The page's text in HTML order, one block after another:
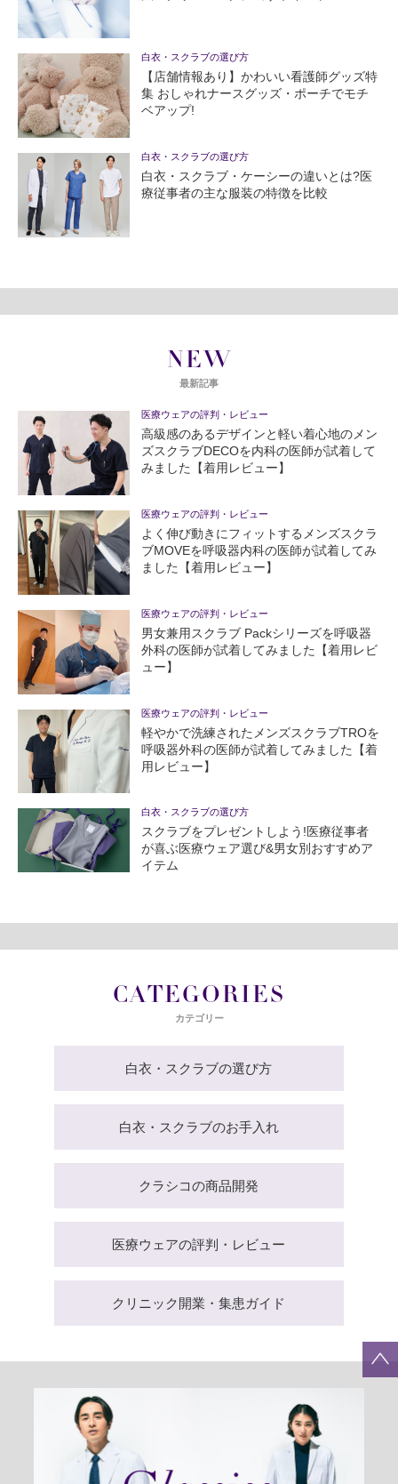
白衣・スクラブの選び方
【店舗情報あり】かわいい看護師グッズ特
集 おしゃれナースグッズ・ポーチでモチ
ベアップ!
白衣・スクラブの選び方
白衣・スクラブ・ケーシーの違いとは?医
療従事者の主な服装の特徴を比較
NEW
最新記事
医療ウェアの評判・レビュー
高級感のあるデザインと軽い着心地のメン
ズスクラブDECOを内科の医師が試着して
みました【着用レビュー】
医療ウェアの評判・レビュー
よく伸び動きにフィットするメンズスクラ
ブMOVEを呼吸器内科の医師が試着してみ
ました【着用レビュー】
医療ウェアの評判・レビュー
男女兼用スクラブ Packシリーズを呼吸器
外科の医師が試着してみました【着用レビ
ュー】
医療ウェアの評判・レビュー
軽やかで洗練されたメンズスクラブTROを
呼吸器外科の医師が試着してみました【着
用レビュー】
白衣・スクラブの選び方
スクラブをプレゼントしよう!医療従事者
が喜ぶ医療ウェア選び&男女別おすすめア
イテム
CATEGORIES
カテゴリー
白衣・スクラブの選び方
白衣・スクラブのお手入れ
クラシコの商品開発
医療ウェアの評判・レビュー
クリニック開業・集患ガイド